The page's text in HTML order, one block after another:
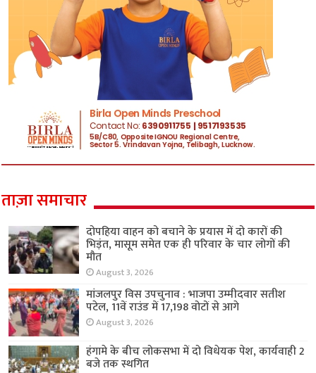
ताज़ा समाचार
दोपहिया वाहन को बचाने के प्रयास में दो कारों की
भिड़ंत, मासूम समेत एक ही परिवार के चार लोगों की
मौत
August 3, 2026
मांजलपुर विस उपचुनाव : भाजपा उम्मीदवार सतीश
पटेल, 11वें राउंड में 17,198 वोटों से आगे
August 3, 2026
हंगामे के बीच लोकसभा में दो विधेयक पेश, कार्यवाही 2
बजे तक स्थगित